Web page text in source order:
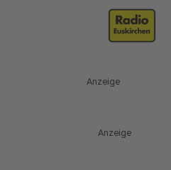
Anzeige
Anzeige